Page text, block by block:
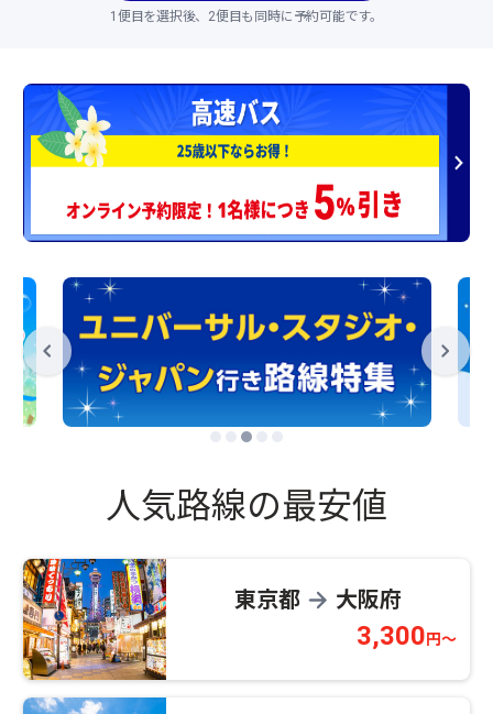
1便目を選択後、2便目も同時に予約可能です。
人気路線の最安値
東京都 → 大阪府
3,300円～